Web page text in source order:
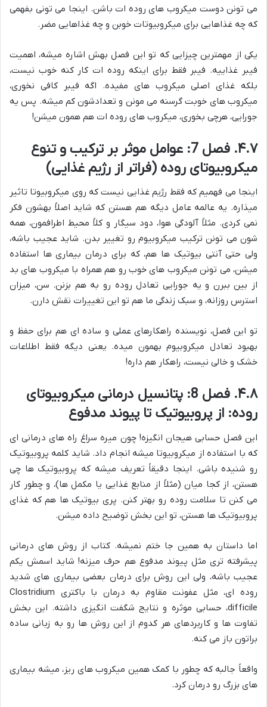
می تونن دوست میکروب های روده ات باشن. اینجا می تونی بفهمی
که چه غذاهایی برای میکروبیوتات خوبن و چه غذاهایی مضر.
یکی از مهمترین چیزایی که تو این فصل بهش اشاره میشه، اهمیت
فیبر غذاییه. فیبر فقط برای اینکه روده ات کار کنه خوب نیست،
بلکه غذای اصلی میکروب های مفیده. اگه فیبر کافی نخوری،
میکروب های خوبت گرسنه می مونن و تعدادشون کم میشه. پس یه
جورایی، هرچی بخوری، میکروب های روده ات هم همون میشن!
۴.۷. فصل 7: عوامل موثر بر ترکیب و تنوع
میکروبیوتای روده (فراتر از رژیم غذایی)
اینجا می فهمیم که فقط رژیم غذایی نیست که روی میکروبیوتا تاثیر
میذاره. یه عالمه عامل دیگه هم هستن که شاید اصلاً بهشون فکر
نمی کردی. مثلاً آلودگی هوا، دود سیگار و کلاً محیط اطرافمون، همه
شون می تونن ترکیب میکروبیوم رو تغییر بدن. شاید عجیب باشه،
ولی حتی آنتی بیوتیک ها هم، که برای درمان بیماری ها استفاده
میشن، می تونن میکروب های خوب رو هم همراه با میکروب های بد
از بین ببرن و یه جورایی تعادل روده رو به هم بزنن. سن، میزان
استرس روزانه، و سبک زندگی ما هم تو این تغییرات نقش دارن.
تو این فصل، نویسنده راهکارهای عملی و ساده ای هم برای حفظ و
بهبود تعادل میکروبیوم بهمون میده. یعنی دیگه فقط اطلاعات
خشک و خالی نیست، راهکار هم داره!
۴.۸. فصل 8: پتانسیل درمانی میکروبیوتای
روده: از پروبیوتیک تا پیوند مدفوع
این فصل حسابی هیجان انگیزه! چون میره سراغ راه های درمانی ای
که با استفاده از میکروبیوتا میشه انجام داد. شاید کلمه پروبیوتیک
رو شنیده باشی. اینجا دقیقاً تعریف میشه که پروبیوتیک ها چی
هستن، از کجا میان (مثلاً از منابع غذایی یا مکمل ها)، و چطور کار
می کنن تا سلامت روده رو بهتر کنن. پری بیوتیک ها هم که غذای
پروبیوتیک ها هستن، تو این بخش توضیح داده میشن.
اما داستان به همین جا ختم نمیشه. کتاب از روش های درمانی
پیشرفته تری مثل پیوند مدفوع هم حرف میزنه! شاید اسمش یکم
عجیب باشه، ولی این روش برای درمان بعضی بیماری های شدید
روده ای، مثل عفونت مقاوم به درمان با باکتری Clostridium
difficile، حسابی موثره و نتایج شگفت انگیزی داشته. این بخش
تفاوت ها و کاربردهای هر کدوم از این روش ها رو به زبانی ساده
براتون باز می کنه.
واقعاً جالبه که چطور با کمک همین میکروب های ریز، میشه بیماری
های بزرگ رو درمان کرد.